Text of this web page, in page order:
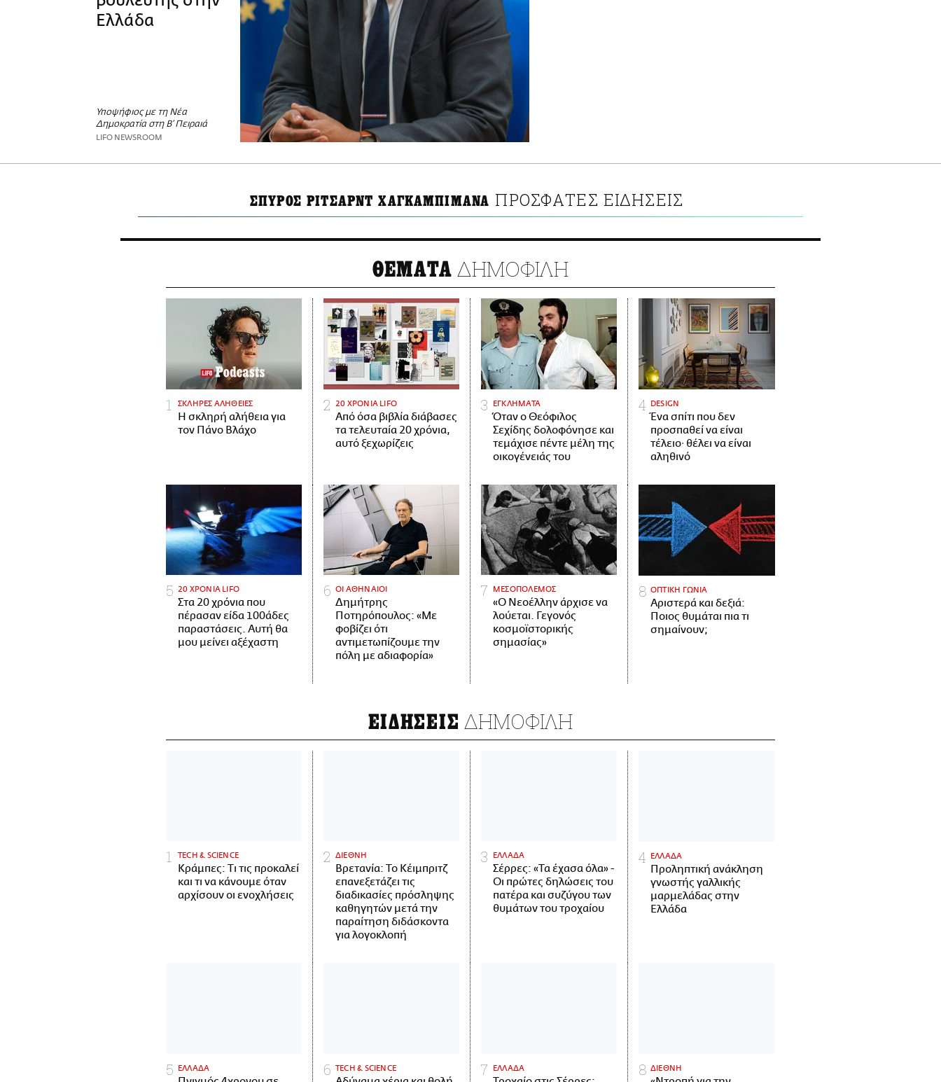
Ελλάδα
Υποψήφιος με τη Νέα
Δημοκρατία στη Β’ Πειραιά
LIFO NEWSROOM
ΣΠΥΡΟΣ ΡΙΤΣΑΡΝΤ ΧΑΓΚΑΜΠΙΜΑΝΑ ΠΡΟΣΦΑΤΕΣ ΕΙΔΗΣΕΙΣ
ΘΕΜΑΤΑ ΔΗΜΟΦΙΛΗ
ΣΚΛΗΡΕΣ ΑΛΗΘΕΙΕΣ
H σκληρή αλήθεια για
τον Πάνο Βλάχο
20 ΧΡΟΝΙΑ LIFO
Από όσα βιβλία διάβασες
τα τελευταία 20 χρόνια,
αυτό ξεχωρίζεις
ΕΓΚΛΗΜΑΤΑ
Όταν ο Θεόφιλος
Σεχίδης δολοφόνησε και
τεμάχισε πέντε μέλη της
οικογένειάς του
DESIGN
Ένα σπίτι που δεν
προσπαθεί να είναι
τέλειο· θέλει να είναι
αληθινό
20 ΧΡΟΝΙΑ LIFO
Στα 20 χρόνια που
πέρασαν είδα 100άδες
παραστάσεις. Αυτή θα
μου μείνει αξέχαστη
ΟΙ ΑΘΗΝΑΙΟΙ
Δημήτρης
Ποτηρόπουλος: «Με
φοβίζει ότι
αντιμετωπίζουμε την
πόλη με αδιαφορία»
ΜΕΣΟΠΟΛΕΜΟΣ
«Ο Νεοέλλην άρχισε να
λούεται. Γεγονός
κοσμοϊστορικής
σημασίας»
ΟΠΤΙΚΗ ΓΩΝΙΑ
Αριστερά και δεξιά:
Ποιος θυμάται πια τι
σημαίνουν;
ΕΙΔΗΣΕΙΣ ΔΗΜΟΦΙΛΗ
ΤECH & SCIENCE
Κράμπες: Τι τις προκαλεί
και τι να κάνουμε όταν
αρχίσουν οι ενοχλήσεις
ΔΙΕΘΝΗ
Βρετανία: Το Κέιμπριτζ
επανεξετάζει τις
διαδικασίες πρόσληψης
καθηγητών μετά την
παραίτηση διδάσκοντα
για λογοκλοπή
ΕΛΛΑΔΑ
Σέρρες: «Τα έχασα όλα» -
Οι πρώτες δηλώσεις του
πατέρα και συζύγου των
θυμάτων του τροχαίου
ΕΛΛΑΔΑ
Προληπτική ανάκληση
γνωστής γαλλικής
μαρμελάδας στην
Ελλάδα
ΕΛΛΑΔΑ ΤECH & SCIENCE ΕΛΛΑΔΑ ΔΙΕΘΝΗ